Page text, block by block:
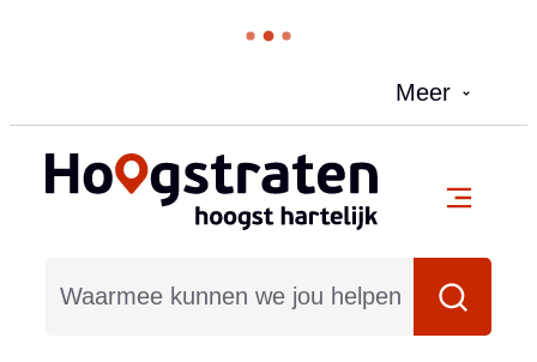
Meer
Hoogstraten
Zoeken
menu